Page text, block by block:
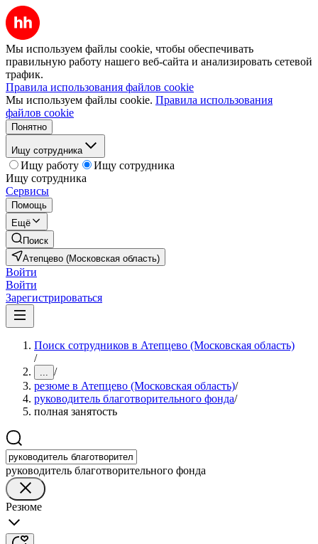
Мы используем файлы cookie, чтобы обеспечивать
правильную работу нашего веб-сайта и анализировать сетевой
трафик.
Правила использования файлов cookie
Мы используем файлы cookie. Правила использования
файлов cookie
Понятно
Ищу сотрудника
Ищу работу
Ищу сотрудника
Ищу сотрудника
Сервисы
Помощь
Ещё
Поиск
Атепцево (Московская область)
Войти
Войти
Зарегистрироваться
Поиск сотрудников в Атепцево (Московская область)
/
... /
резюме в Атепцево (Московская область)/
руководитель благотворительного фонда/
полная занятость
руководитель благотворительного фонда
Резюме